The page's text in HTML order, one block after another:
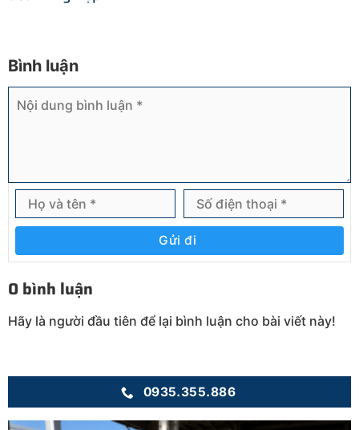
Bình luận
Gửi đi
0 bình luận
Hãy là người đầu tiên để lại bình luận cho bài viết này!
0935.355.886